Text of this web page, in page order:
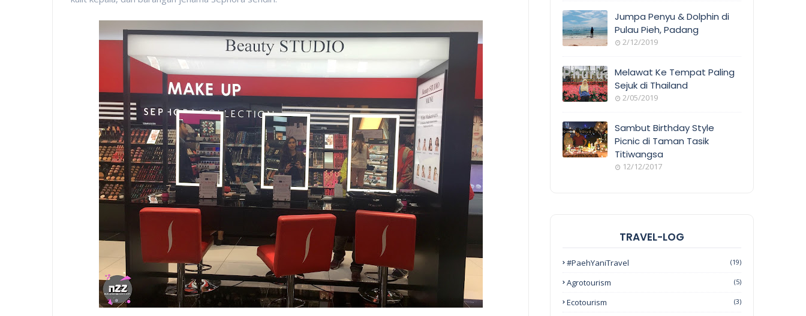
Jumpa Penyu & Dolphin di
Pulau Pieh, Padang
2/12/2019
Melawat Ke Tempat Paling
Sejuk di Thailand
2/05/2019
Sambut Birthday Style
Picnic di Taman Tasik
Titiwangsa
12/12/2017
TRAVEL-LOG
#PaehYaniTravel (19)
Agrotourism (5)
Ecotourism (3)